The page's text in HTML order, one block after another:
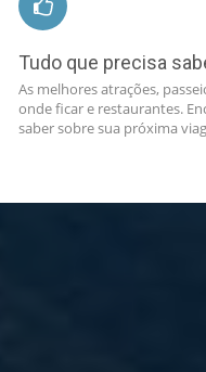
Tudo que precisa
As melhores atrações,
onde ficar e restaurantes.
saber sobre sua próxima